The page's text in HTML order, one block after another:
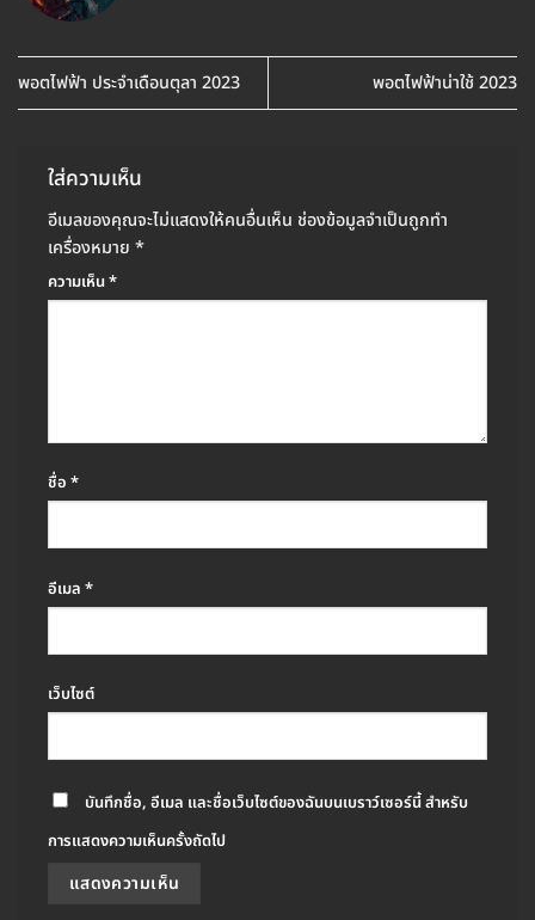
พอตไฟฟ้า ประจำเดือนตุลา 2023 พอตไฟฟ้าน่าใช้ 2023
ใส่ความเห็น
อีเมลของคุณจะไม่แสดงให้คนอื่นเห็น ช่องข้อมูลจำเป็นถูกทำ
เครื่องหมาย *
ความเห็น*
ชื่อ *
อีเมล *
เว็บไซต์
บันทึกชื่อ, อีเมล และชื่อเว็บไซต์ของฉันบนเบราว์เซอร์นี้ สำหรับ
การแสดงความเห็นครั้งถัดไป